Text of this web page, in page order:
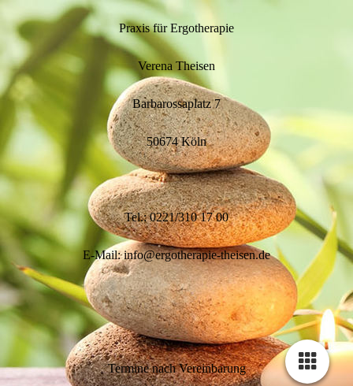
Praxis für Ergotherapie
Verena Theisen
Barbarossaplatz 7
50674 Köln
Tel.: 0221/310 17 00
E-Mail: info@ergotherapie-theisen.de
Termine nach Vereinbarung